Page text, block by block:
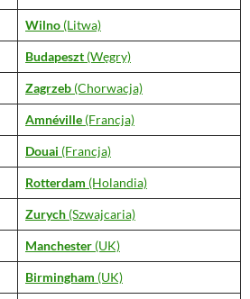
Wilno (Litwa)
Budapeszt (Węgry)
Zagrzeb (Chorwacja)
Amnéville (Francja)
Douai (Francja)
Rotterdam (Holandia)
Zurych (Szwajcaria)
Manchester (UK)
Birmingham (UK)